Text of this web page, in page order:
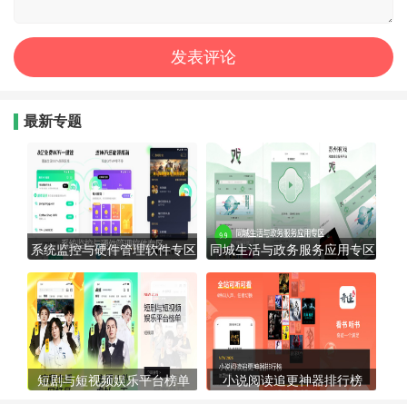
最新专题
系统监控与硬件管理软件专区 同城生活与政务服务应用专区
短剧与短视频娱乐平台榜单 小说阅读追更神器排行榜